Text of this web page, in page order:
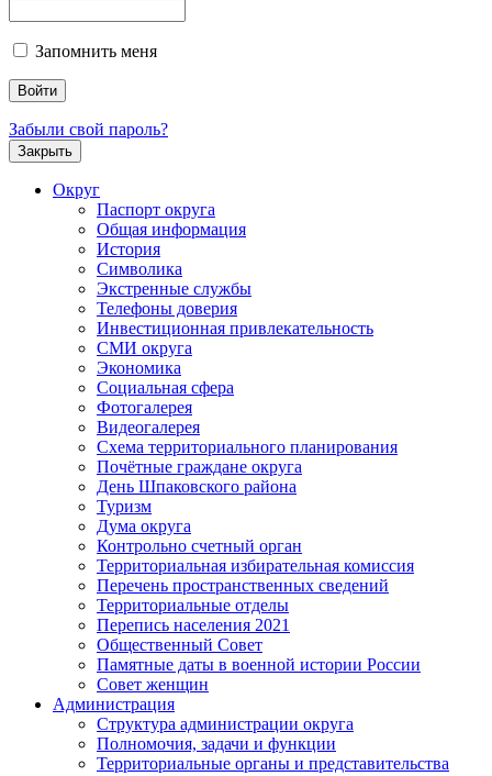
Запомнить меня
Забыли свой пароль?
Закрыть
Округ
Паспорт округа
Общая информация
История
Символика
Экстренные службы
Телефоны доверия
Инвестиционная привлекательность
СМИ округа
Экономика
Социальная сфера
Фотогалерея
Видеогалерея
Схема территориального планирования
Почётные граждане округа
День Шпаковского района
Туризм
Дума округа
Контрольно счетный орган
Территориальная избирательная комиссия
Перечень пространственных сведений
Территориальные отделы
Перепись населения 2021
Общественный Совет
Памятные даты в военной истории России
Совет женщин
Администрация
Структура администрации округа
Полномочия, задачи и функции
Территориальные органы и представительства